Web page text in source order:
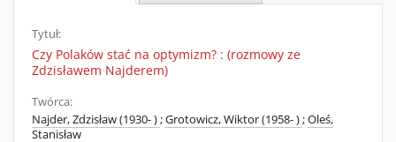
Tytuł:
Czy Polaków stać na optymizm? : (rozmowy ze
Zdzisławem Najderem)
Twórca:
Najder, Zdzisław (1930- );Grotowicz, Wiktor (1958- );Oleś,
Stanisław